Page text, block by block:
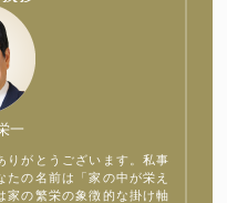
一
りがとうございます。私事
の名前は「家の中が栄え
家の繁栄の象徴的な掛け軸